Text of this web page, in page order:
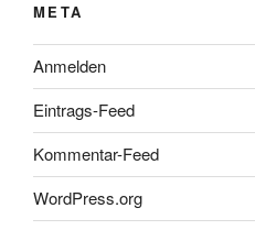
META
Anmelden
Eintrags-Feed
Kommentar-Feed
WordPress.org